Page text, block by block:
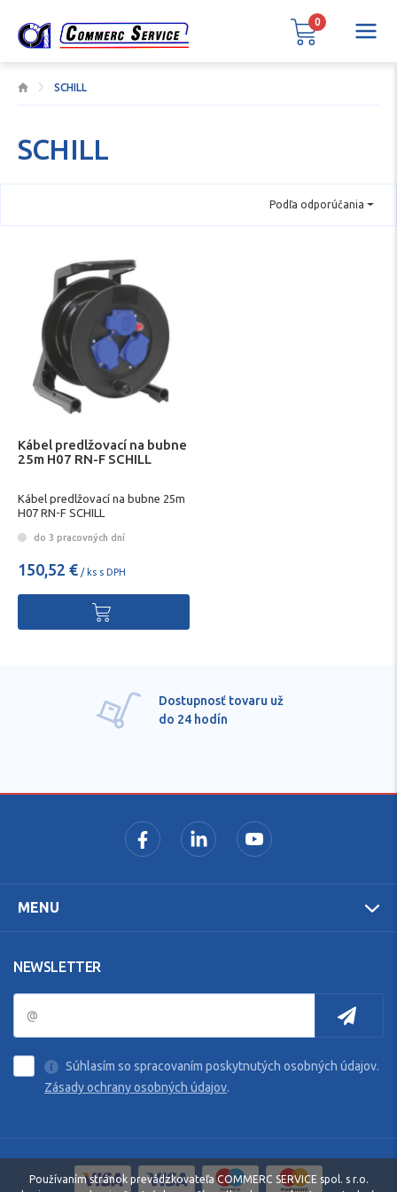
SCHILL
SCHILL
Podľa odporúčania
Kábel predlžovací na bubne
25m H07 RN-F SCHILL
Kábel predlžovací na bubne 25m
H07 RN-F SCHILL
do 3 pracovných dní
150,52 € / ks s DPH
Dostupnosť tovaru už
do 24 hodín
MENU
NEWSLETTER
Súhlasím so spracovaním poskytnutých osobných údajov.
Zásady ochrany osobných údajov.
0
Používaním stránok prevádzkovateľa COMMERC SERVICE spol. s r.o.